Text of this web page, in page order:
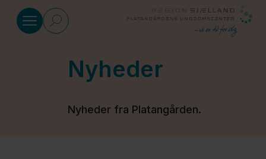
At bo påNyheder
Nyheder fra Platangården.